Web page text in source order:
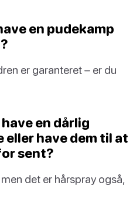
en pudekamp
er garanteret – er du
en dårlig
eller have dem til at
sent?
det er hårspray også,